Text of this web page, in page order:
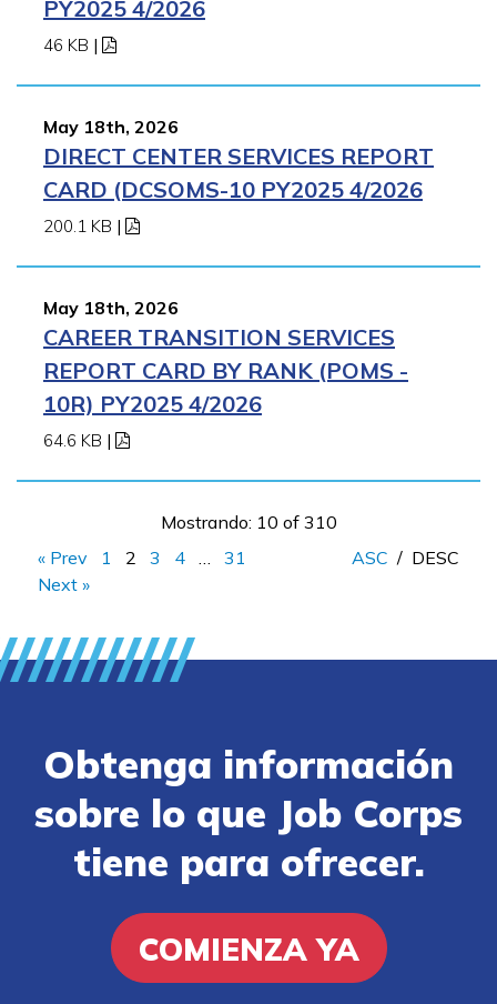
PY2025 4/2026
46 KB |
May 18th, 2026
DIRECT CENTER SERVICES REPORT
CARD (DCSOMS-10 PY2025 4/2026
200.1 KB |
May 18th, 2026
CAREER TRANSITION SERVICES
REPORT CARD BY RANK (POMS -
10R) PY2025 4/2026
64.6 KB |
Mostrando: 10 of 310
« Prev
1 2 3 4
31
Next »
ASC / DESC
Obtenga información
sobre lo que Job Corps
tiene para ofrecer.
COMIENZA YA